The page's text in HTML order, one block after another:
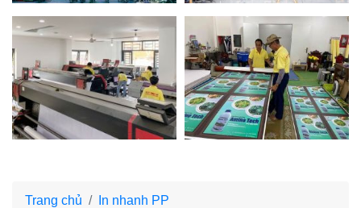
Trang chủ In nhanh PP